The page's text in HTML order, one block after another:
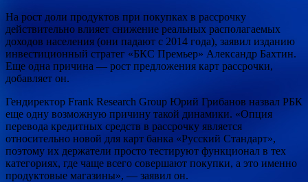
На рост доли продуктов при покупках в рассрочку
действительно влияет снижение реальных располагаемых
доходов населения (они падают с 2014 года), заявил изданию
инвестиционный стратег «БКС Премьер» Александр Бахтин.
Еще одна причина — рост предложения карт рассрочки,
добавляет он.
Гендиректор Frank Research Group Юрий Грибанов назвал РБК
еще одну возможную причину такой динамики. «Опция
перевода кредитных средств в рассрочку является
относительно новой для карт банка «Русский Стандарт»,
поэтому их держатели просто тестируют функционал в тех
категориях, где чаще всего совершают покупки, а это именно
продуктовые магазины», — заявил он.